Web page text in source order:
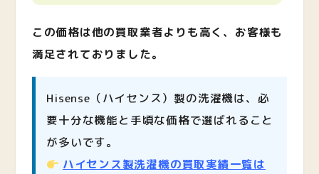
この価格は他の買取業者よりも高く、お客様も
満足されておりました。
Hisense（ハイセンス）製の洗濯機は、必
要十分な機能と手頃な価格で選ばれること
が多いです。
ハイセンス製洗濯機の買取実績一覧は